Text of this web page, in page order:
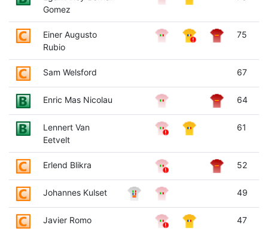
Gomez
Einer Augusto
Rubio
75
Sam Welsford 67
Enric Mas Nicolau 64
Lennert Van
Eetvelt
61
Erlend Blikra 52
Johannes Kulset 49
Javier Romo 47